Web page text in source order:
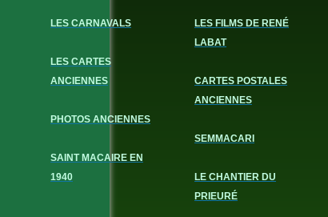
LES CARNAVALS
LES CARTES
ANCIENNES
PHOTOS ANCIENNES
SAINT MACAIRE EN
1940
LES FILMS DE RENÉ
LABAT
CARTES POSTALES
ANCIENNES
SEMMACARI
LE CHANTIER DU
PRIEURÉ